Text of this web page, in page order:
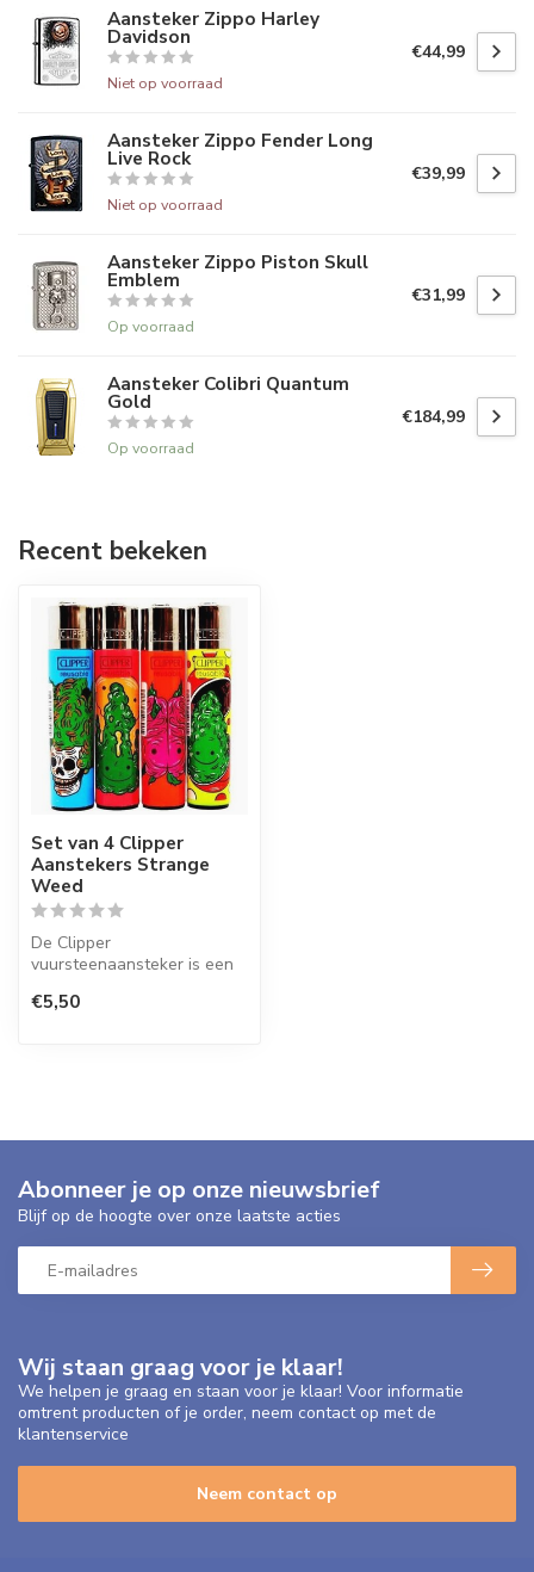
Aansteker Zippo Harley
Davidson
Niet op voorraad
€44,99
Aansteker Zippo Fender Long
Live Rock
Niet op voorraad
€39,99
Aansteker Zippo Piston Skull
Emblem
Op voorraad
€31,99
Aansteker Colibri Quantum
Gold
Op voorraad
€184,99
Recent bekeken
Set van 4 Clipper
Aanstekers Strange
Weed
De Clipper
vuursteenaansteker is een
perfecte kwaliteit.
€5,50
Wij staan graag voor je klaar!
We helpen je graag en staan voor je klaar! Voor informatie
omtrent producten of je order, neem contact op met de
klantenservice
Neem contact op
Abonneer je op onze nieuwsbrief
Blijf op de hoogte over onze laatste acties